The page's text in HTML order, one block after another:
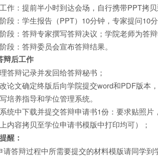
作：提前半小时到达会场，自行携带PPT拷贝
段：学生报告（PPT）10分钟，专家提问10
段：答辩专家撰写答辩决议；学院老师为答
段：答辩委员会宣布答辩结果。
辩后工作
答辩记录并发回给答辩秘书；
论文确定终版后向学院提交word和PDF版本
培养指导和学位管理系统。
统中下载并提交答辩申请书1份：要求贴照片
内容拷贝至学位申请书模版中打印均可）；
醒：
请答辩过程中所需要提交的材料模版请同学到